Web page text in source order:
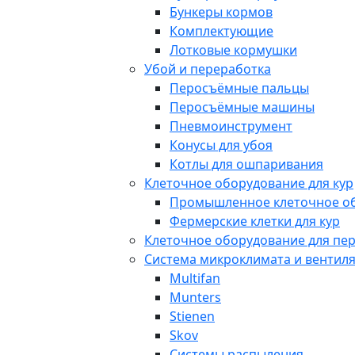
Бункеры кормов
Комплектующие
Лотковые кормушки
Убой и переработка
Перосъёмные пальцы
Перосъёмные машины
Пневмоинструмент
Конусы для убоя
Котлы для ошпаривания
Клеточное оборудование для кур
Промышленное клеточное
Фермерские клетки для кур
Клеточное оборудование для
Система микроклимата и
Multifan
Munters
Stienen
Skov